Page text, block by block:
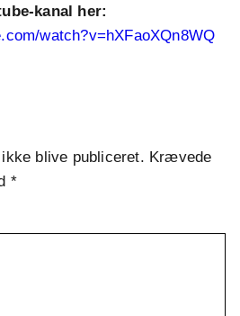
kanal her:
watch?v=hXFaoXQn8WQ
blive publiceret. Krævede
*